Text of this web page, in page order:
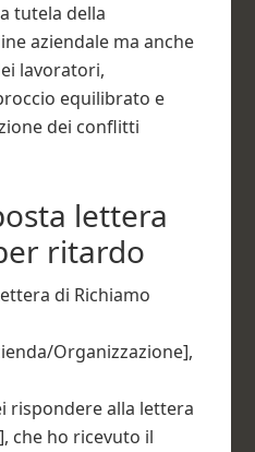
tutela della
aziendale ma anche
lavoratori,
equilibrato e
dei conflitti
lettera
ritardo
di Richiamo
Organizzazione],
rispondere alla lettera
che ho ricevuto il